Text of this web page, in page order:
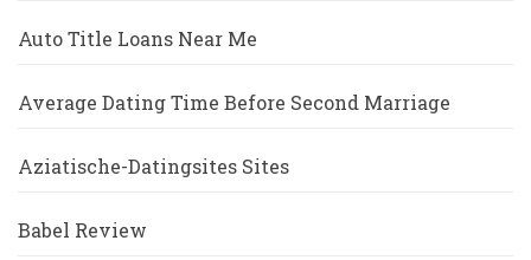
Auto Title Loans Near Me
Average Dating Time Before Second Marriage
Aziatische-Datingsites Sites
Babel Review